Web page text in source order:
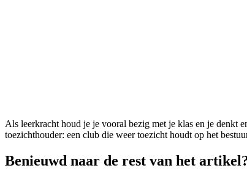
Als leerkracht houd je je vooral bezig met je klas en je denkt
toezichthouder: een club die weer toezicht houdt op het
Benieuwd naar de rest van het